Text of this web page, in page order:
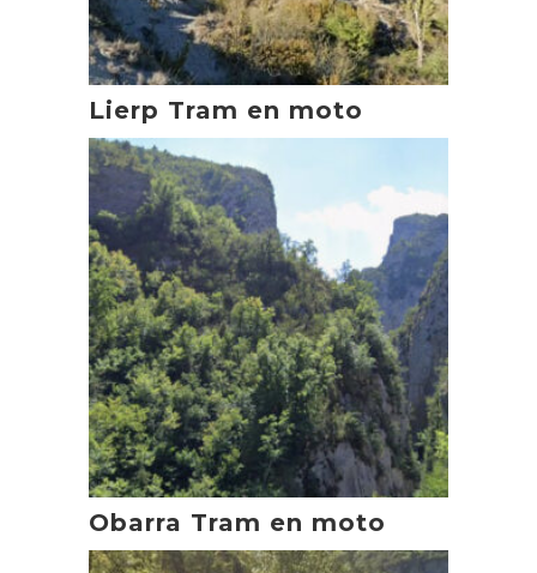
Lierp Tram en moto
Obarra Tram en moto